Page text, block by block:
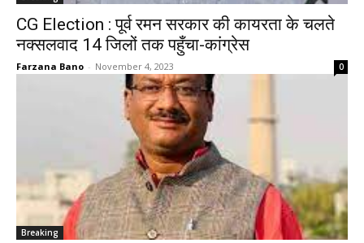
CG Election : पूर्व रमन सरकार की कायरता के चलते
नक्सलवाद 14 जिलों तक पहुँचा-कांग्रेस
Farzana Bano - November 4, 2023 0
Breaking